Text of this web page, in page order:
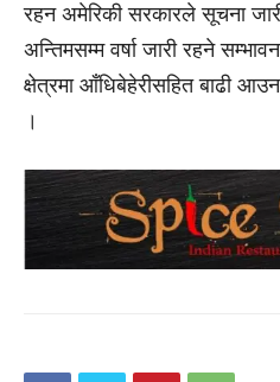
रहन अमेरिकी सरकारले सूचना
अन्तिमसम्म वर्षा जारी रहने
क्षेत्रमा आँधिबेहेरीसहित बाढी
।